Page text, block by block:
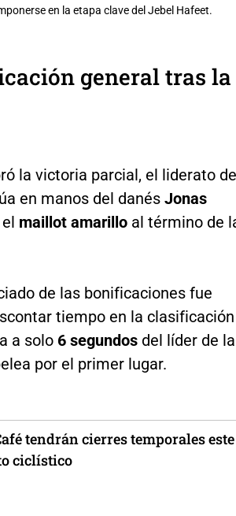
en la etapa clave del Jebel Hafeet.
general tras la
la victoria parcial, el liderato
en manos del danés Jonas
maillot amarilloal término de
de las bonificaciones fue
tiempo en la clasificación
a solo 6 segundosdel líder de la
por el primer lugar.
tendrán cierres temporales este
ciclístico